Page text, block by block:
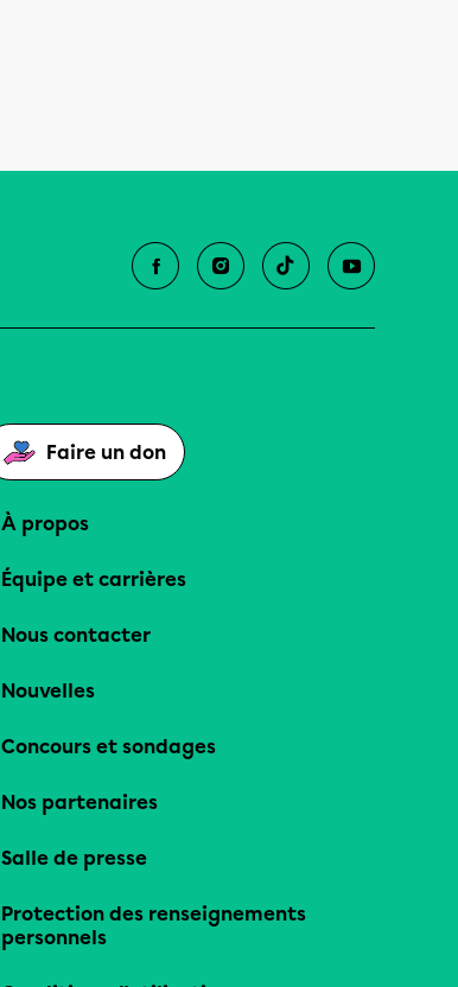
Faire un don
À propos
Équipe et carrières
Nous contacter
Nouvelles
Concours et sondages
Nos partenaires
Salle de presse
Protection des renseignements
personnels